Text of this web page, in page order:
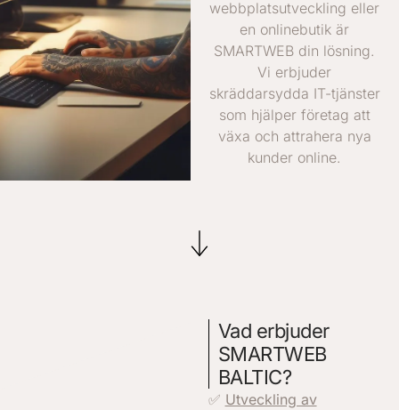
webbplatsutveckling eller
en onlinebutik är
SMARTWEB din lösning.
Vi erbjuder
skräddarsydda IT-tjänster
som hjälper företag att
växa och attrahera nya
kunder online.
Vad erbjuder
SMARTWEB
BALTIC?
✅ Utveckling av